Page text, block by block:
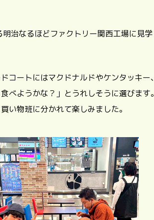
治なるほどファクトリー関西工場に見学
コートにはマクドナルドやケンタッキー、
べようかな？」とうれしそうに選びます。
物班に分かれて楽しみました。